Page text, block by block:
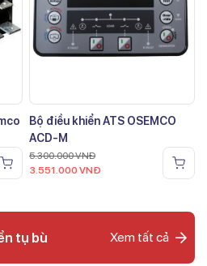
Bộ điều khiển ATS OSEMCO
ACD-M
5.300.000VNĐ
3.551.000 VNĐ
tụ bù Xem tất cả